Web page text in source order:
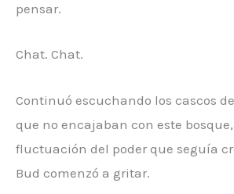
pensar.
Chat. Chat.
Continuó escuchando los cascos
que no encajaban con este
fluctuación del poder que seguía
Bud comenzó a gritar.